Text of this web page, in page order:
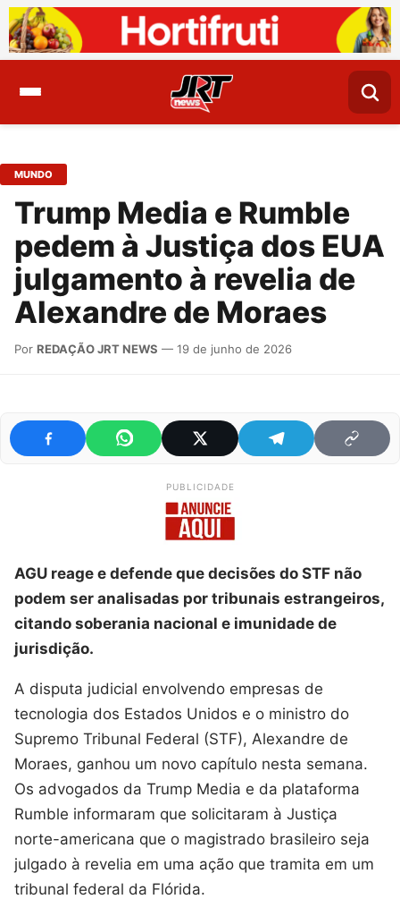
MUNDO
Trump Media e Rumble
pedem à Justiça dos EUA
julgamento à revelia de
Alexandre de Moraes
Por REDAÇÃO JRT NEWS — 19 de junho de 2026
PUBLICIDADE
AGU reage e defende que decisões do STF não
podem ser analisadas por tribunais estrangeiros,
citando soberania nacional e imunidade de
jurisdição.
A disputa judicial envolvendo empresas de
tecnologia dos Estados Unidos e o ministro do
Supremo Tribunal Federal (STF), Alexandre de
Moraes, ganhou um novo capítulo nesta semana.
Os advogados da Trump Media e da plataforma
Rumble informaram que solicitaram à Justiça
norte-americana que o magistrado brasileiro seja
julgado à revelia em uma ação que tramita em um
tribunal federal da Flórida.